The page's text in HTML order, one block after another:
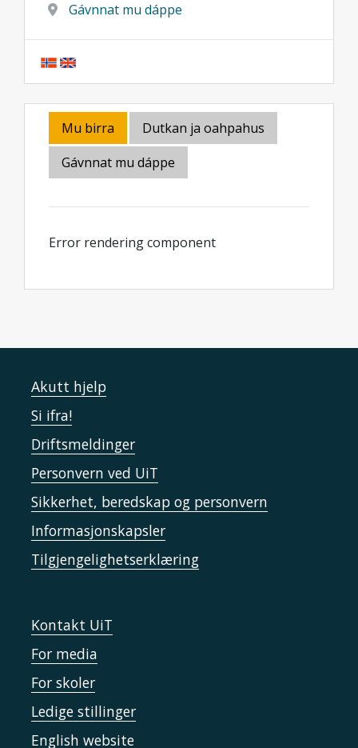
Gávnnat mu dáppe
Mu birra
Dutkan ja oahpahus
Gávnnat mu dáppe
Error rendering component
Akutt hjelp
Si ifra!
Driftsmeldinger
Personvern ved UiT
Sikkerhet, beredskap og personvern
Informasjonskapsler
Tilgjengelighetserklæring
Kontakt UiT
For media
For skoler
Ledige stillinger
English website